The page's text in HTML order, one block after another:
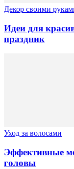
Декор своими
Идеи для
праздник
Уход за волосами
Эффективные
головы